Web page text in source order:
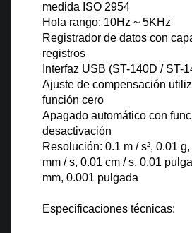
medida ISO 2954
Hola rango: 10Hz ~ 5KHz
Registrador de datos con
registros
Interfaz USB (ST-140D / ST-
Ajuste de compensación
función cero
Apagado automático con
desactivación
Resolución: 0.1 m / s², 0.01 g,
mm / s, 0.01 cm / s, 0.01
mm, 0.001 pulgada
Especificaciones técnicas: